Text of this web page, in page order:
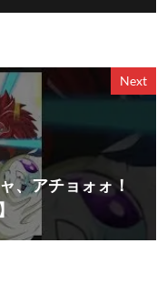
Next
、アチョォォ！